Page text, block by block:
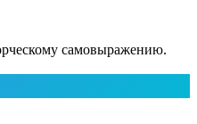
самовыражению.